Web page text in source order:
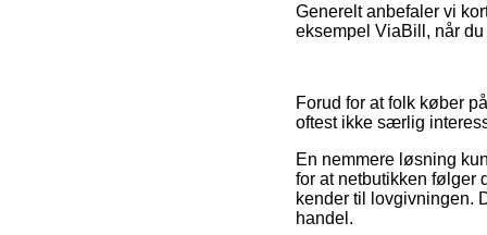
Generelt anbefaler vi
eksempel ViaBill, når
Forud for at folk køber
oftest ikke særlig
En nemmere løsning
for at netbutikken følger
kender til lovgivningen.
handel.